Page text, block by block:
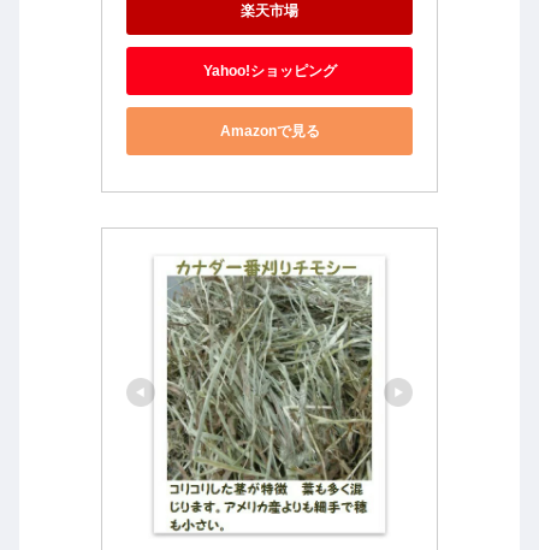
楽天市場
Yahoo!ショッピング
Amazonで見る